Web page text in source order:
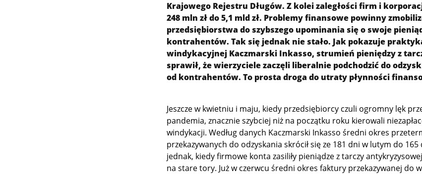
Krajowego Rejestru Długów. Z kolei zaległości firm i
248 mln zł do 5,1 mld zł. Problemy finansowe powinny
przedsiębiorstwa do szybszego upominania się o swoje
kontrahentów. Tak się jednak nie stało. Jak pokazuje
windykacyjnej Kaczmarski Inkasso, strumień pieniędzy z
sprawił, że wierzyciele zaczęli liberalnie podchodzić do
od kontrahentów. To prosta droga do utraty płynności
Jeszcze w kwietniu i maju, kiedy przedsiębiorcy czuli ogromny lęk
pandemia, znacznie szybciej niż na początku roku kierowali
windykacji. Według danych Kaczmarski Inkasso średni okres
przekazywanych do odzyskania skrócił się ze 181 dni w lutym do
jednak, kiedy firmowe konta zasiliły pieniądze z tarczy
na stare tory. Już w czerwcu średni okres faktury przekazywanej do